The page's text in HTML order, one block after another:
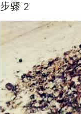
步骤 2